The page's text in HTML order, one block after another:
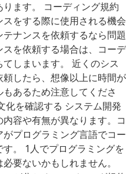
ます。 コーディング規約
をする際に使用される機会
ナンスを依頼するなら問題
を依頼する場合は、コーデ
しまいます。 近くのシス
したら、想像以上に時間が
あるため注意してくださ
化を確認する システム開発
容や有無が異なります。コ
プログラミング言語でコー
。 1人でプログラミングを
要ないかもしれません。